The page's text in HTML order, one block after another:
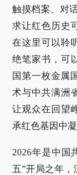
触摸档案、对
求让红色历史
在这里可以聆
绝笔家书，可
国第一枚金属
术与中共满洲
让观众在回望
承红色基因中
2026年是中国
五”开局之年